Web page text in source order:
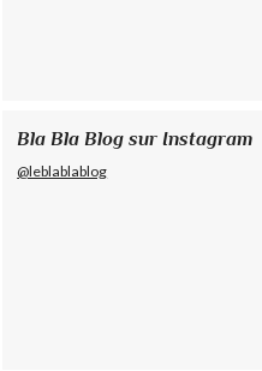
Bla Bla Blog sur Instagram
@leblablablog